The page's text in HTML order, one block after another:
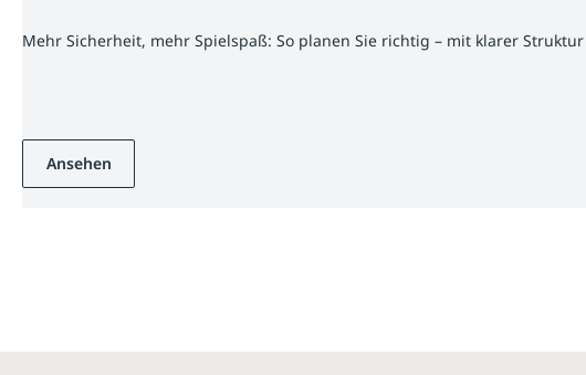
Mehr Sicherheit, mehr Spielspaß: So planen Sie richtig – mit klarer
Ansehen